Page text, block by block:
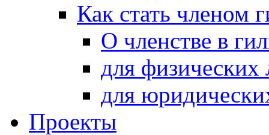
Как стать членом
О членстве в
для физических
для
Проекты